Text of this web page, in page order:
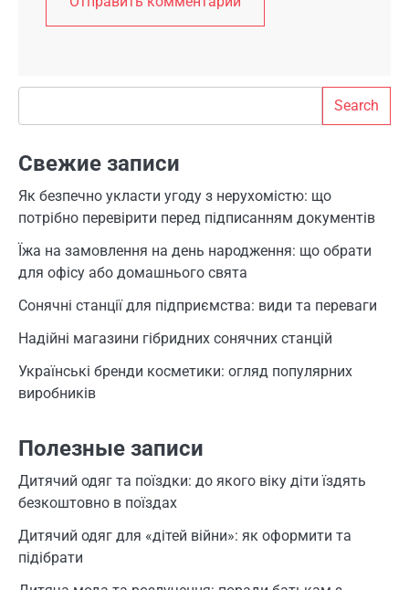
Search
Свежие записи
Як безпечно укласти угоду з нерухомістю: що
потрібно перевірити перед підписанням документів
Їжа на замовлення на день народження: що обрати
для офісу або домашнього свята
Сонячні станції для підприємства: види та переваги
Надійні магазини гібридних сонячних станцій
Українські бренди косметики: огляд популярних
виробників
Полезные записи
Дитячий одяг та поїздки: до якого віку діти їздять
безкоштовно в поїздах
Дитячий одяг для «дітей війни»: як оформити та
підібрати